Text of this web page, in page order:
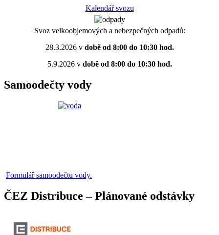
Kalendář svozu
Svoz velkoobjemových a nebezpečných odpadů:
28.3.2026 vdobě od 8:00 do 10:30 hod.
5.9.2026 vdobě od 8:00 do 10:30 hod.
Samoodečty vody
Formulář samoodečtu vody.
ČEZ Distribuce – Plánované odstávky